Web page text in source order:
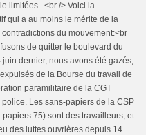
limitées...<br /> Voici la
qui a au moins le mérite de la
du mouvement:<br
de quitter le boulevard du
dernier, nous avons été gazés,
de la Bourse du travail de
paramilitaire de la CGT
Les sans-papiers de la CSP
75) sont des travailleurs, et
des luttes ouvrières depuis 14